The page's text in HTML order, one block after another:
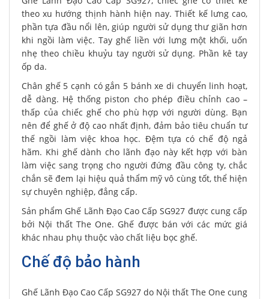
theo xu hướng thịnh hành hiện nay. Thiết kế lưng cao,
phần tựa đầu nổi lên, giúp người sử dụng thư giãn hơn
khi ngồi làm việc. Tay ghế liền với lưng một khối, uốn
nhẹ theo chiều khuỷu tay người sử dụng. Phần kê tay
ốp da.
Chân ghế 5 cạnh có gắn 5 bánh xe di chuyển linh hoạt,
dễ dàng. Hệ thống piston cho phép điều chỉnh cao –
thấp của chiếc ghế cho phù hợp với người dùng. Bạn
nên để ghế ở độ cao nhất định, đảm bảo tiêu chuẩn tư
thế ngồi làm việc khoa học. Đệm tựa có chế độ ngả
hãm. Khi ghế dành cho lãnh đạo này kết hợp với bàn
làm việc sang trọng cho người đứng đầu công ty, chắc
chắn sẽ đem lại hiệu quả thẩm mỹ vô cùng tốt, thể hiện
sự chuyên nghiệp, đẳng cấp.
Sản phẩm Ghế Lãnh Đạo Cao Cấp SG927 được cung cấp
bởi Nội thất The One. Ghế được bán với các mức giá
khác nhau phụ thuộc vào chất liệu bọc ghế.
Chế độ bảo hành
Ghế Lãnh Đạo Cao Cấp SG927 do Nội thất The One cung